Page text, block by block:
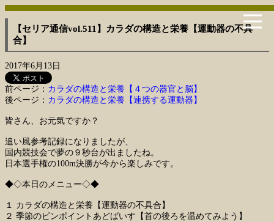
【セリア通信vol.511】カラダの構造と栄養【運動器の不具
合】
2017年6月13日
前ページ： カラダの構造と栄養【４つの器官と脳】
後ページ： カラダの構造と栄養【連携する運動器】
皆さん、お元気ですか？
追い風参考記録になりましたが、
国内競技会で夢の９秒台が出ましたね。
日本選手権の100m決勝が今から楽しみです。
◆◇本日のメニュー◇◆
１ カラダの構造と栄養【運動器の不具合】
２ 季節のピンポイントあどばいす【首の後ろを温めてみよう】